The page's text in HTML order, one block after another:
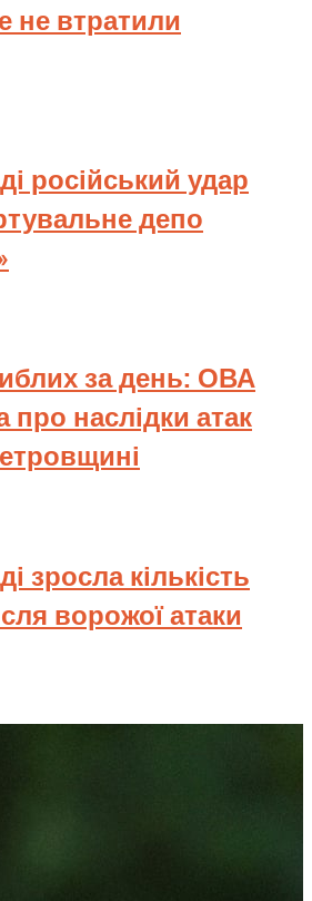
не втратили
російський удар
депо
за день: ОВА
про наслідки атак
зросла кількість
ворожої атаки